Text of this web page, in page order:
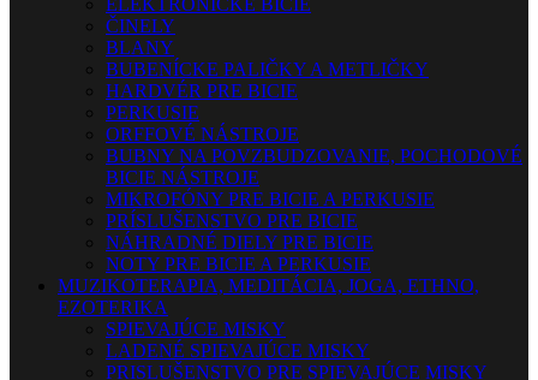
ELEKTRONICKÉ BICIE
ČINELY
BLANY
BUBENÍCKE PALIČKY A METLIČKY
HARDVÉR PRE BICIE
PERKUSIE
ORFFOVÉ NÁSTROJE
BUBNY NA POVZBUDZOVANIE, POCHODOVÉ
BICIE NÁSTROJE
MIKROFÓNY PRE BICIE A PERKUSIE
PRÍSLUŠENSTVO PRE BICIE
NÁHRADNÉ DIELY PRE BICIE
NOTY PRE BICIE A PERKUSIE
MUZIKOTERAPIA, MEDITÁCIA, JOGA, ETHNO,
EZOTERIKA
SPIEVAJÚCE MISKY
LADENÉ SPIEVAJÚCE MISKY
PRISLUŠENSTVO PRE SPIEVAJÚCE MISKY